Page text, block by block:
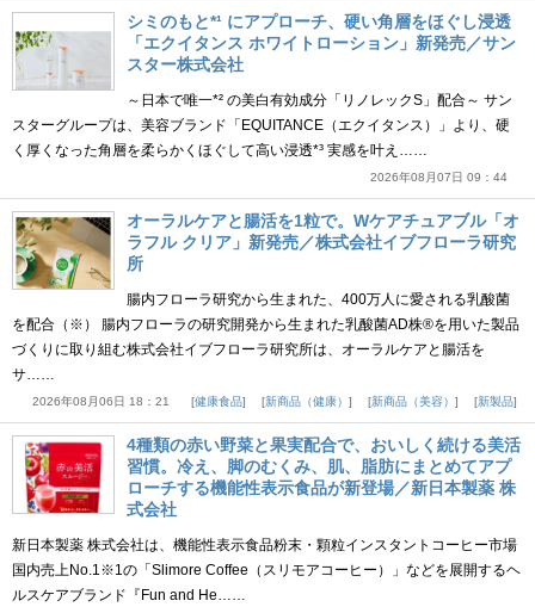
シミのもと*¹ にアプローチ、硬い角層をほぐし浸透
「エクイタンス ホワイトローション」新発売／サン
スター株式会社
～日本で唯一*² の美白有効成分「リノレックS」配合～ サン
スターグループは、美容ブランド「EQUITANCE（エクイタンス）」より、硬
く厚くなった角層を柔らかくほぐして高い浸透*³ 実感を叶え……
2026年08月07日 09：44
オーラルケアと腸活を1粒で。Wケアチュアブル「オ
ラフル クリア」新発売／株式会社イブフローラ研究
所
腸内フローラ研究から生まれた、400万人に愛される乳酸菌
を配合（※） 腸内フローラの研究開発から生まれた乳酸菌AD株®を用いた製品
づくりに取り組む株式会社イブフローラ研究所は、オーラルケアと腸活を
サ……
2026年08月06日 18：21 健康食品 新商品（健康） 新商品（美容） 新製品
4種類の赤い野菜と果実配合で、おいしく続ける美活
習慣。冷え、脚のむくみ、肌、脂肪にまとめてアプ
ローチする機能性表示食品が新登場／新日本製薬 株
式会社
新日本製薬 株式会社は、機能性表示食品粉末・顆粒インスタントコーヒー市場
国内売上No.1※1の「Slimore Coffee（スリモアコーヒー）」などを展開するヘ
ルスケアブランド『Fun and He……